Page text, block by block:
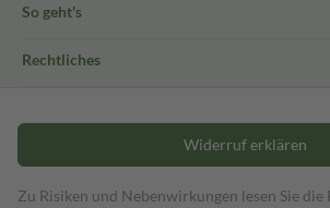
So geht's
Rechtliches
Widerruf erklären
Zu Risiken und Nebenwirkungen lesen Sie die